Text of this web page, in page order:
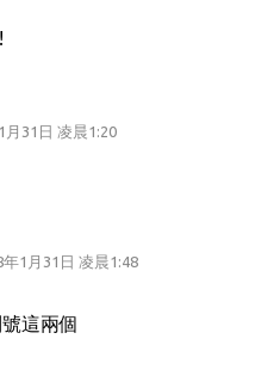
月31日 凌晨1:20
年1月31日 凌晨1:48
這兩個